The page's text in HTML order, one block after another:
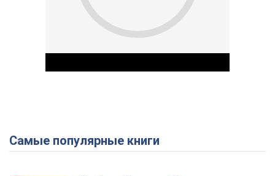
Play Video
Самые популярные книги